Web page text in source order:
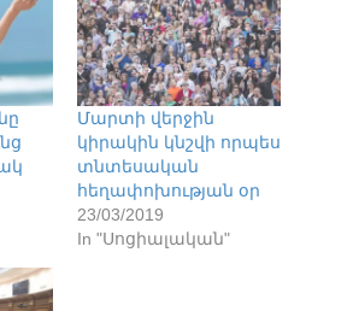
Մարտի վերջին
կիրակին կնշվի որպես
տնտեսական
հեղափոխության օր
23/03/2019
In "Սոցիալական"